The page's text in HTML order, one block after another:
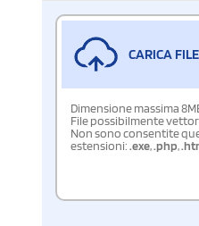
CARICA FILE
Dimensione massima
File possibilmente
Non sono consentite
estensioni:.exe,.php,